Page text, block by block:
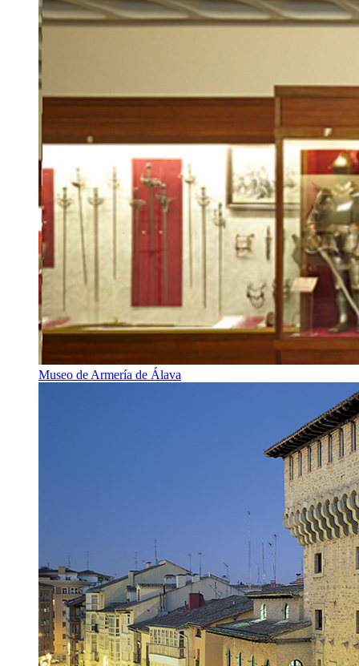
Museo de Armería de Álava